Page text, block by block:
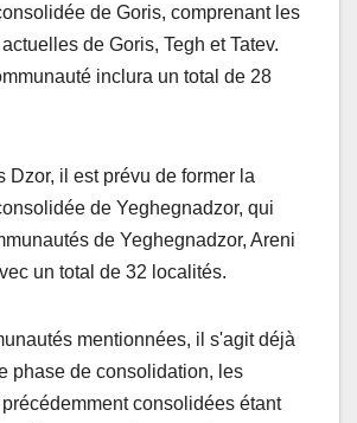
de Goris, comprenant les
de Goris, Tegh et Tatev.
inclura un total de 28
Dzor, il est prévu de former la
de Yeghegnadzor, qui
de Yeghegnadzor, Areni
un total de 32 localités.
mentionnées, il s'agit déjà
phase de consolidation, les
consolidées étant